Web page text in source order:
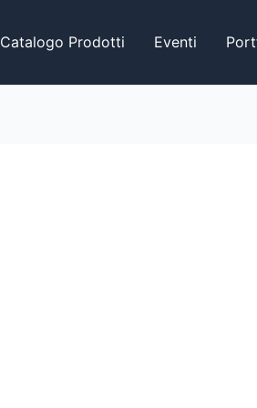
Catalogo Prodotti Eventi